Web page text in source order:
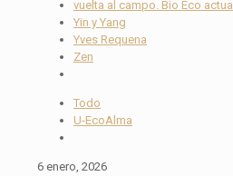
vuelta al campo. Bio Eco actual
Yin y Yang
Yves Requena
Zen
Todo
U-EcoAlma
6 enero, 2026